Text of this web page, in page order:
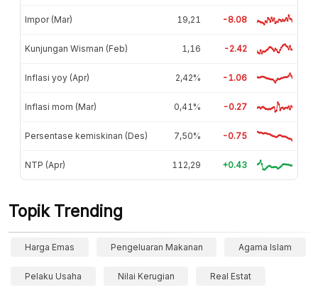
Impor (Mar) 19,21 -8.08
Kunjungan Wisman (Feb) 1,16 -2.42
Inflasi yoy (Apr) 2,42% -1.06
Inflasi mom (Mar) 0,41% -0.27
Persentase kemiskinan (Des) 7,50% -0.75
NTP (Apr) 112,29 +0.43
Topik Trending
Harga Emas Pengeluaran Makanan Agama Islam
Pelaku Usaha Nilai Kerugian Real Estat